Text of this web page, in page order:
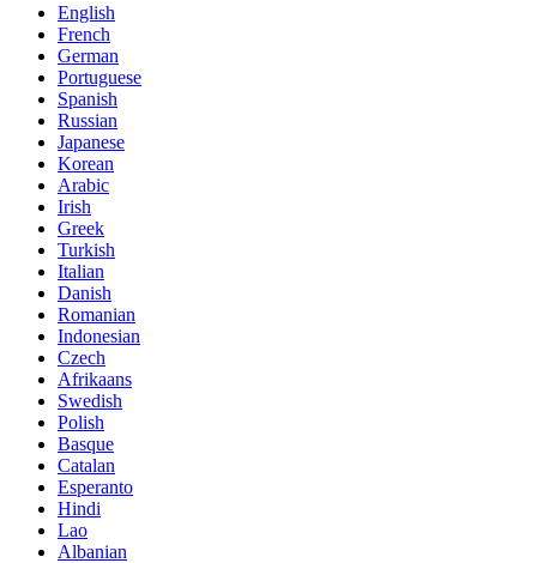
English
French
German
Portuguese
Spanish
Russian
Japanese
Korean
Arabic
Irish
Greek
Turkish
Italian
Danish
Romanian
Indonesian
Czech
Afrikaans
Swedish
Polish
Basque
Catalan
Esperanto
Hindi
Lao
Albanian